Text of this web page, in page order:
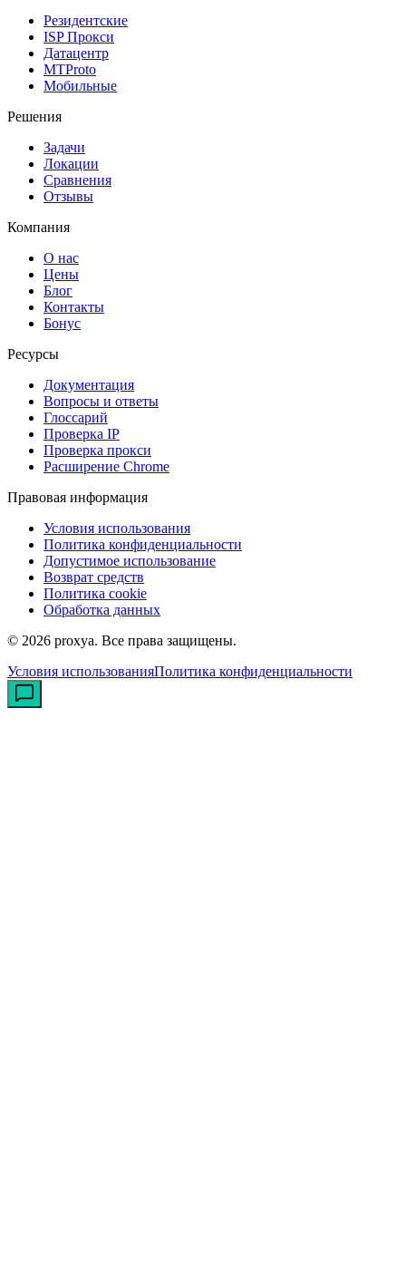
Резидентские
ISP Прокси
Датацентр
MTProto
Мобильные
Решения
Задачи
Локации
Сравнения
Отзывы
Компания
О нас
Цены
Блог
Контакты
Бонус
Ресурсы
Документация
Вопросы и ответы
Глоссарий
Проверка IP
Проверка прокси
Расширение Chrome
Правовая информация
Условия использования
Политика конфиденциальности
Допустимое использование
Возврат средств
Политика cookie
Обработка данных
© 2026 proxya. Все права защищены.
Условия использованияПолитика конфиденциальности